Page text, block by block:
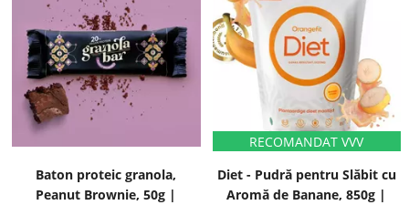
Baton proteic granola,
Peanut Brownie, 50g |
Diet - Pudră pentru Slăbit cu
Aromă de Banane, 850g |